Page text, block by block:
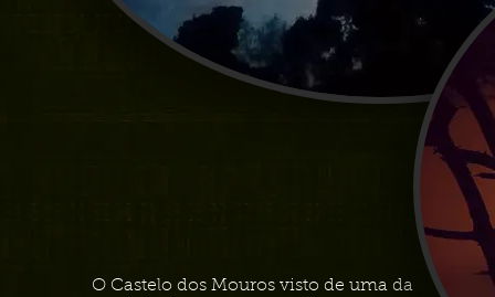
O Castelo dos Mouros visto de uma da